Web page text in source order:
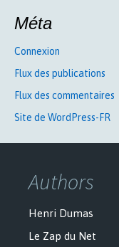
Méta
Connexion
Flux des publications
Flux des commentaires
Site de WordPress-FR
Authors
Henri Dumas
Le Zap du Net